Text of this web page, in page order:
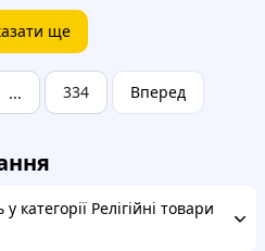
ще
... 334 Вперед
Релігійні товари